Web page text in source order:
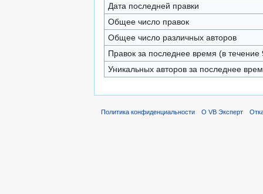
Дата последней правки
Общее число правок
Общее число различных авторов
Правок за последнее время (в течение
Уникальных авторов за последнее
Политика конфиденциальности О VB Эксперт